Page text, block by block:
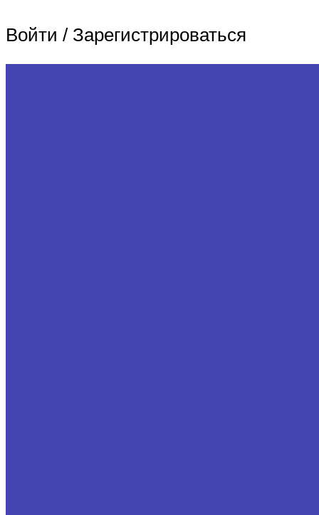
Войти / Зарегистрироваться